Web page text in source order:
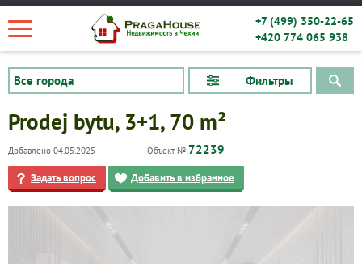
+7 (499) 350-22-65
+420 774 065 938
Фильтры
Prodej bytu, 3+1, 70 m²
Добавлено 04.05.2025 Объект № 72239
Задать вопрос Добавить в избранное